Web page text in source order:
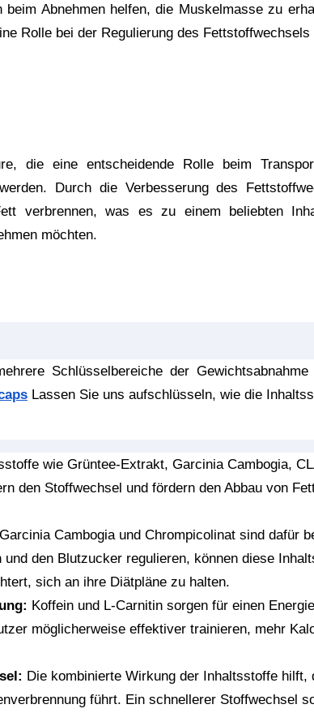
beim Abnehmen helfen, die Muskelmasse zu
Rolle bei der Regulierung des
die eine entscheidende Rolle beim
Durch die Verbesserung des
verbrennen, was es zu einem beliebten
möchten.
Schlüsselbereiche der
Lassen Sie uns aufschlüsseln, wie die
wie Grüntee-Extrakt, Garcinia Cambogia,
den Stoffwechsel und fördern den Abbau von
Garcinia Cambogia und Chrompicolinat sind dafür
und den Blutzucker regulieren, können diese
sich an ihre Diätpläne zu halten.
Koffein und L-Carnitin sorgen für einen
möglicherweise effektiver trainieren, mehr
Die kombinierte Wirkung der Inhaltsstoffe
führt. Ein schnellerer Stoffwechsel